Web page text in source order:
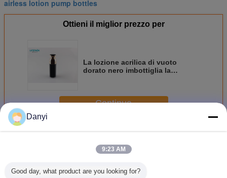
airless lotion pump bottles
Ottieni il miglior prezzo per
La lozione acrilica di vuoto
dorato nero imbottiglia la
Continua
PiùBottiglie acriliche della lozione
Danyi
9:23 AM
Good day, what product are you looking for?